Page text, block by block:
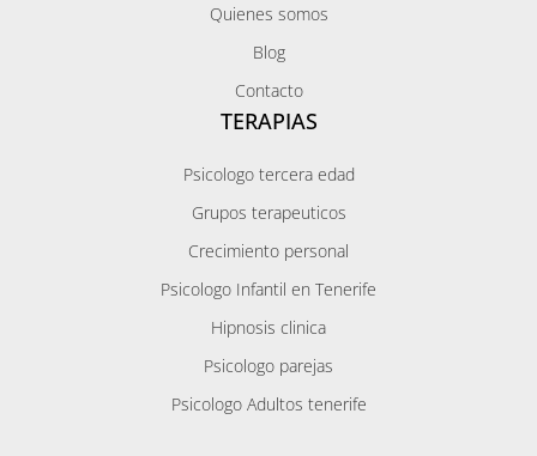
Quienes somos
Blog
Contacto
TERAPIAS
Psicologo tercera edad
Grupos terapeuticos
Crecimiento personal
Psicologo Infantil en Tenerife
Hipnosis clinica
Psicologo parejas
Psicologo Adultos tenerife